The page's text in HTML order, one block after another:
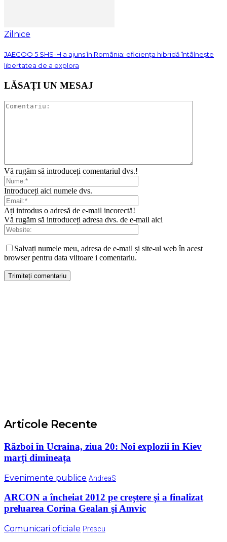
Zilnice
JAECOO 5 SHS-H a ajuns în România: eficiența hibridă întâlnește
libertatea de a explora
LĂSAȚI UN MESAJ
Vă rugăm să introduceți comentariul dvs.!
Introduceți aici numele dvs.
Ați introdus o adresă de e-mail incorectă!
Vă rugăm să introduceți adresa dvs. de e-mail aici
Salvați numele meu, adresa de e-mail și site-ul web în acest
browser pentru data viitoare i comentariu.
Articole Recente
Război în Ucraina, ziua 20: Noi explozii în Kiev
marți dimineața
Evenimente publice AndreaS
ARCON a încheiat 2012 pe creştere şi a finalizat
preluarea Corina Gealan şi Amvic
Comunicari oficiale Prescu